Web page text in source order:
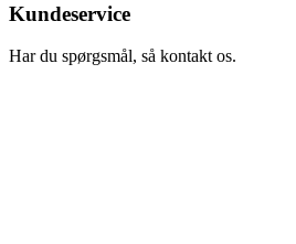
Kundeservice
Har du spørgsmål, så kontakt os.